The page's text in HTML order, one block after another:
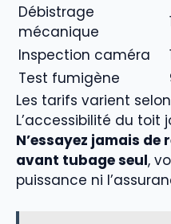
Débistrage
mécanique
Inspection caméra
Test fumigène
Les tarifs varient
L’accessibilité du toit
N’essayez jamais
avant tubage seul,
puissance ni